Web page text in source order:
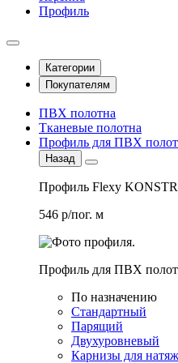
Профиль
Категории
Покупателям
ПВХ полотна
Тканевые полотна
Профиль для ПВХ
Назад
Профиль Flexy
546 р/пог. м
Профиль для ПВХ
По назначению
Стандартный
Парящий
Двухуровневый
Карнизы для